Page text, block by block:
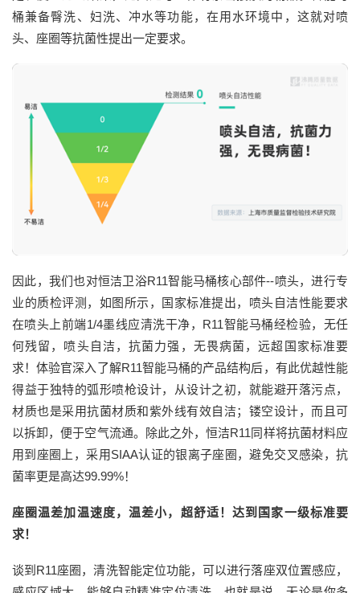
桶兼备臀洗、妇洗、冲水等功能，在用水环境中，这就对喷
头、座圈等抗菌性提出一定要求。
因此，我们也对恒洁卫浴R11智能马桶核心部件--喷头，进行专
业的质检评测，如图所示，国家标准提出，喷头自洁性能要求
在喷头上前端1/4墨线应清洗干净，R11智能马桶经检验，无任
何残留，喷头自洁，抗菌力强，无畏病菌，远超国家标准要
求！体验官深入了解R11智能马桶的产品结构后，有此优越性能
得益于独特的弧形喷枪设计，从设计之初，就能避开落污点，
材质也是采用抗菌材质和紫外线有效自洁；镂空设计，而且可
以拆卸，便于空气流通。除此之外，恒洁R11同样将抗菌材料应
用到座圈上，采用SIAA认证的银离子座圈，避免交叉感染，抗
菌率更是高达99.99%！
座圈温差加温速度，温差小，超舒适！达到国家一级标准要
求！
谈到R11座圈，清洗智能定位功能，可以进行落座双位置感应，